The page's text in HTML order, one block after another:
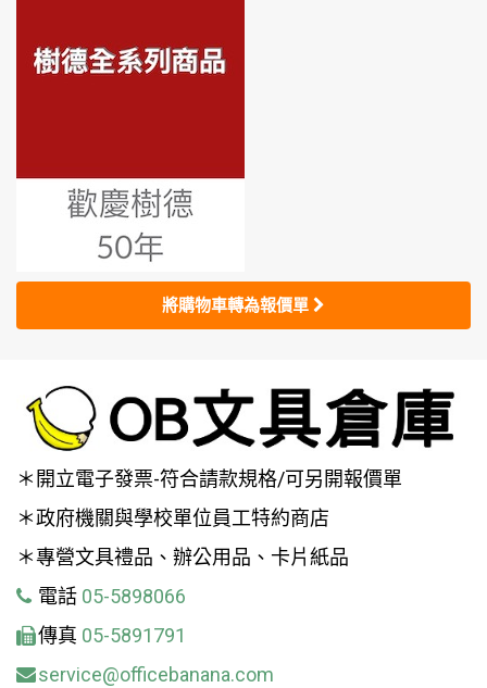
將購物車轉為報價單
＊開立電子發票-符合請款規格/可另開報價單
＊政府機關與學校單位員工特約商店
＊專營文具禮品、辦公用品、卡片紙品
電話 05-5898066
傳真 05-5891791
service@officebanana.com